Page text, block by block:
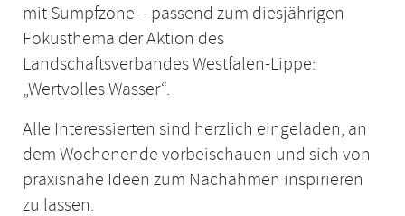
mit Sumpfzone – passend zum diesjährigen
Fokusthema der Aktion des
Landschaftsverbandes Westfalen-Lippe:
„Wertvolles Wasser“.
Alle Interessierten sind herzlich eingeladen, an
dem Wochenende vorbeischauen und sich von
praxisnahe Ideen zum Nachahmen inspirieren
zu lassen.